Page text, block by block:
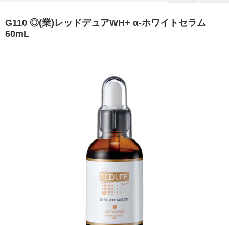
G110 ◎(業)レッドデュアWH+ α-ホワイトセラム
60mL